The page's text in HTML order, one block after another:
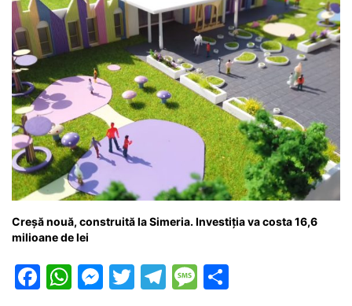
Creșă nouă, construită la Simeria. Investiția va costa 16,6
milioane de lei
F
W M T
T
M